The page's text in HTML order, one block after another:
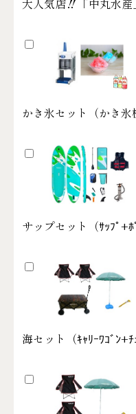
大人気店‼「中丸水産
かき氷セット（かき氷
サップセット（ｻｯﾌﾟ+ﾎ
海セット（ｷｬﾘｰﾜｺﾞﾝ+ﾁ